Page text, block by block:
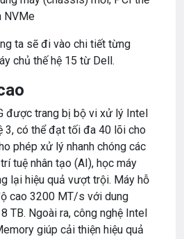
NVMe
ta sẽ đi vào chi tiết từng
chủ thế hệ 15 từ Dell.
được trang bị bộ vi xử lý Intel
3, có thể đạt tối đa 40 lõi cho
phép xử lý nhanh chóng các
tuệ nhân tạo (AI), học máy
lại hiệu quả vượt trội. Máy hỗ
cao 3200 MT/s với dung
TB. Ngoài ra, công nghệ Intel
giúp cải thiện hiệu quả